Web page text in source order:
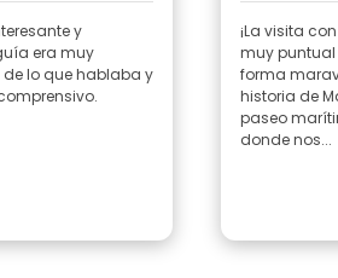
y
era muy
lo que hablaba y
¡La visita
muy puntual
forma
historia de
paseo
donde nos...